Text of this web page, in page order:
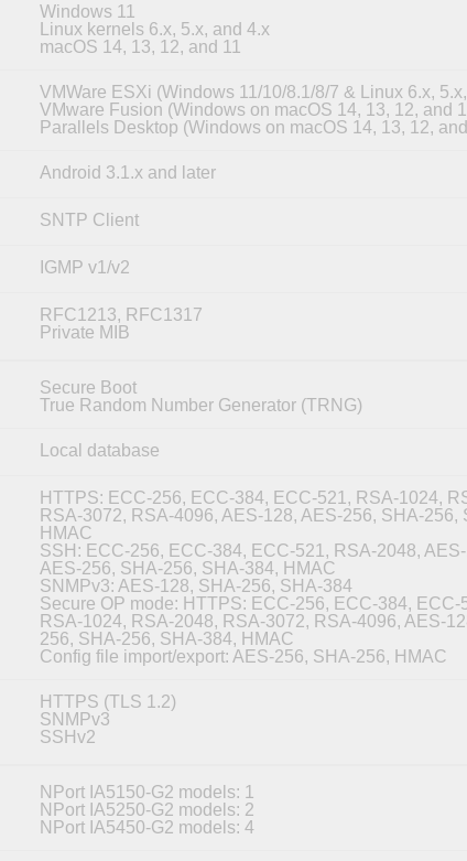
Windows 11
Linux kernels 6.x, 5.x, and 4.x
macOS 14, 13, 12, and 11
VMWare ESXi (Windows 11/10/8.1/8/7 & Linux 6.x,
VMware Fusion (Windows on macOS 14, 13, 12, and
Parallels Desktop (Windows on macOS 14, 13, 12,
Android 3.1.x and later
SNTP Client
IGMP v1/v2
RFC1213, RFC1317
Private MIB
Secure Boot
True Random Number Generator (TRNG)
Local database
HTTPS: ECC-256, ECC-384, ECC-521, RSA-1024,
RSA-3072, RSA-4096, AES-128, AES-256, SHA-256,
HMAC
SSH: ECC-256, ECC-384, ECC-521, RSA-2048,
AES-256, SHA-256, SHA-384, HMAC
SNMPv3: AES-128, SHA-256, SHA-384
Secure OP mode: HTTPS: ECC-256, ECC-384, ECC-
RSA-1024, RSA-2048, RSA-3072, RSA-4096, AES-
256, SHA-256, SHA-384, HMAC
Config file import/export: AES-256, SHA-256, HMAC
HTTPS (TLS 1.2)
SNMPv3
SSHv2
NPort IA5150-G2 models: 1
NPort IA5250-G2 models: 2
NPort IA5450-G2 models: 4